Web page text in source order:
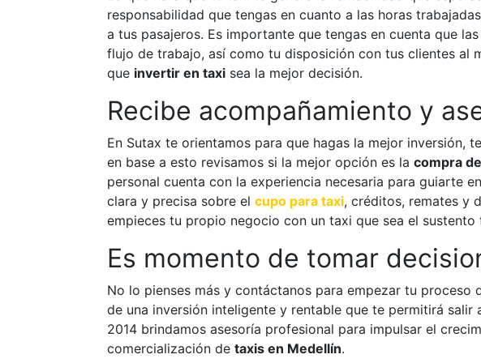
responsabilidad que tengas en cuanto a las horas
a tus pasajeros. Es importante que tengas en cuenta que
flujo de trabajo, así como tu disposición con tus clientes al
que invertir en taxi sea la mejor decisión.
Recibe acompañamiento y
En Sutax te orientamos para que hagas la mejor inversión,
en base a esto revisamos si la mejor opción es la compra
personal cuenta con la experiencia necesaria para guiarte
clara y precisa sobre el cupo para taxi, créditos, remates y
empieces tu propio negocio con un taxi que sea el
Es momento de tomar
No lo pienses más y contáctanos para empezar tu
de una inversión inteligente y rentable que te permitirá
2014 brindamos asesoría profesional para impulsar el
comercialización de taxis en Medellín.